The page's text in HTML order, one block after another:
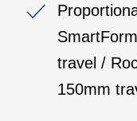
travel /
150mm